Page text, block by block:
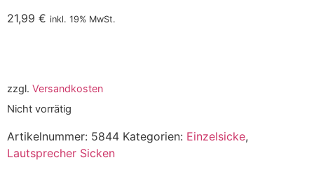
21,99 € inkl. 19% MwSt.
zzgl. Versandkosten
Nicht vorrätig
Artikelnummer: 5844 Kategorien: Einzelsicke,
Lautsprecher Sicken